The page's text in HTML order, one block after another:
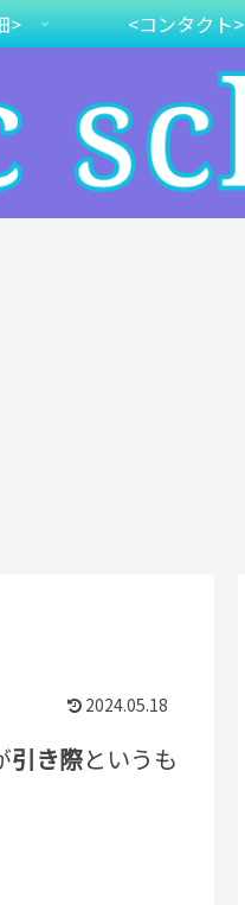
> <コンタクト>
2024.05.18
引き際というも